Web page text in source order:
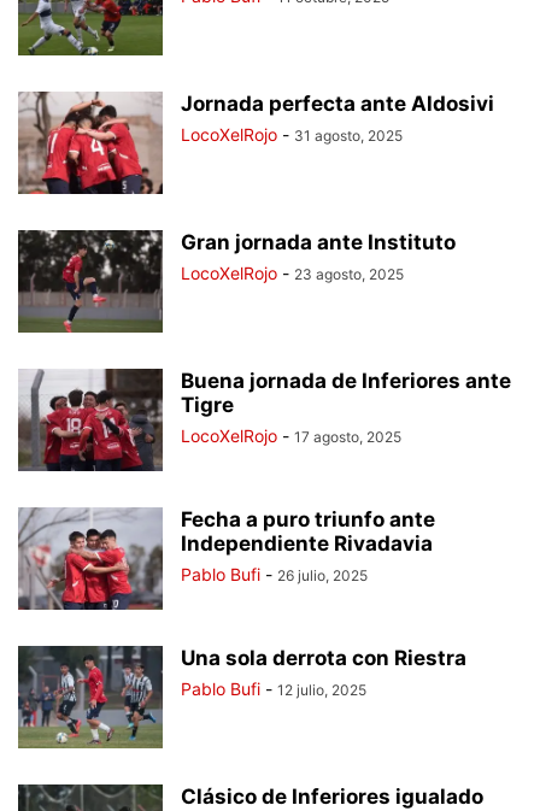
Jornada perfecta ante Aldosivi
LocoXelRojo - 31 agosto, 2025
Gran jornada ante Instituto
LocoXelRojo - 23 agosto, 2025
Buena jornada de Inferiores ante
Tigre
LocoXelRojo - 17 agosto, 2025
Fecha a puro triunfo ante
Independiente Rivadavia
Pablo Bufi - 26 julio, 2025
Una sola derrota con Riestra
Pablo Bufi - 12 julio, 2025
Clásico de Inferiores igualado